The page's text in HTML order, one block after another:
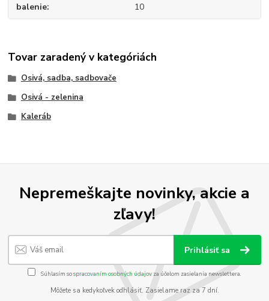
balenie 10
Tovar zaradený v kategóriách
Osivá, sadba, sadbovače
Osivá - zelenina
Kaleráb
Nepremeškajte novinky, akcie a
zľavy!
Prihlásiť sa
Súhlasím sospracovaním osobných údajov za účelom zasielania newslettera.
Môžete sa kedykoľvek odhlásiť. Zasielame raz za 7 dní.